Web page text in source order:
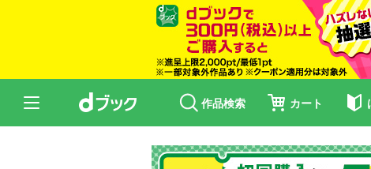
作品検索 カート